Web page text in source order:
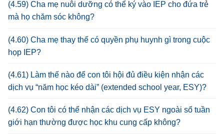
(4.59) Cha mẹ nuôi dưỡng có thể ký vào IEP cho đứa trẻ
mà họ chăm sóc không?
(4.60) Cha mẹ thay thế có quyền phụ huynh gì trong cuộc
họp IEP?
(4.61) Làm thế nào để con tôi hội đủ điều kiện nhận các
dịch vụ “năm học kéo dài” (extended school year, ESY)?
(4.62) Con tôi có thể nhận các dịch vụ ESY ngoài số tuần
giới hạn thường được học khu cung cấp không?